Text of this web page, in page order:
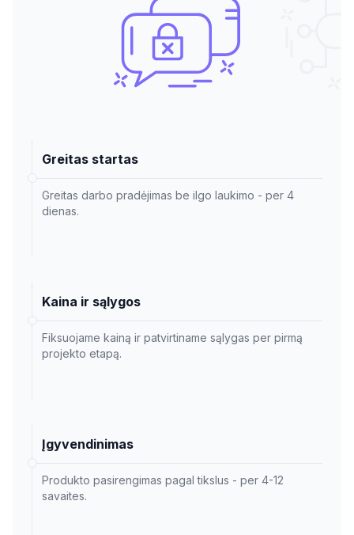
Greitas startas
Greitas darbo pradėjimas be ilgo laukimo - per 4
dienas.
Kaina ir sąlygos
Fiksuojame kainą ir patvirtiname sąlygas per pirmą
projekto etapą.
Įgyvendinimas
Produkto pasirengimas pagal tikslus - per 4-12
savaites.